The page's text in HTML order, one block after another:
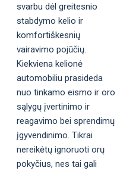
svarbu dėl greitesnio
stabdymo kelio ir
komfortiškesnių
vairavimo pojūčių.
Kiekviena kelionė
automobiliu prasideda
nuo tinkamo eismo ir oro
sąlygų įvertinimo ir
reagavimo bei sprendimų
įgyvendinimo. Tikrai
nereikėtų ignoruoti orų
pokyčius, nes tai gali